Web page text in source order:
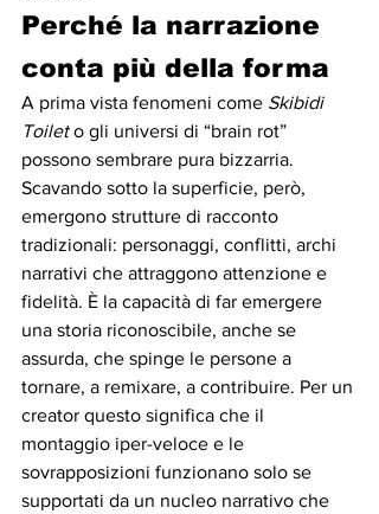
Perché la narrazione
conta più della forma
A prima vista fenomeni come Skibidi
Toilet o gli universi di “brain rot”
possono sembrare pura bizzarria.
Scavando sotto la superficie, però,
emergono strutture di racconto
tradizionali: personaggi, conflitti, archi
narrativi che attraggono attenzione e
fidelità. È la capacità di far emergere
una storia riconoscibile, anche se
assurda, che spinge le persone a
tornare, a remixare, a contribuire. Per un
creator questo significa che il
montaggio iper-veloce e le
sovrapposizioni funzionano solo se
supportati da un nucleo narrativo che